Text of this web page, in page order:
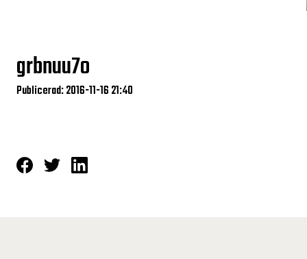
grbnuu7o
Publicerad: 2016-11-16 21:40